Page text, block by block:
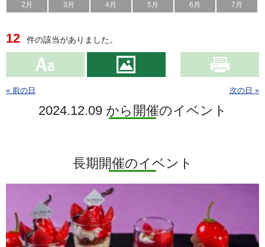
2月
3月 4月 5月 6月 7月
12 件の該当がありました。
« 前の日 次の日 »
2024.12.09 から開催のイベント
長期開催のイベント